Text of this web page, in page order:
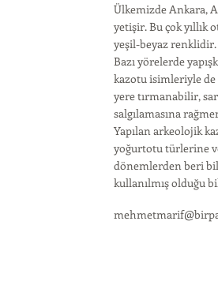
Ülkemizde Ankara,
yetişir. Bu çok yıllık
yeşil-beyaz renklidir.
Bazı yörelerde
kazotu isimleriyle de
yere tırmanabilir,
salgılamasına
Yapılan arkeolojik
yoğurtotu türlerine
dönemlerden beri
kullanılmış olduğu